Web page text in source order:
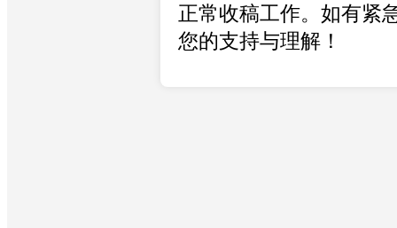
正常收稿工作。如有紧
您的支持与理解！